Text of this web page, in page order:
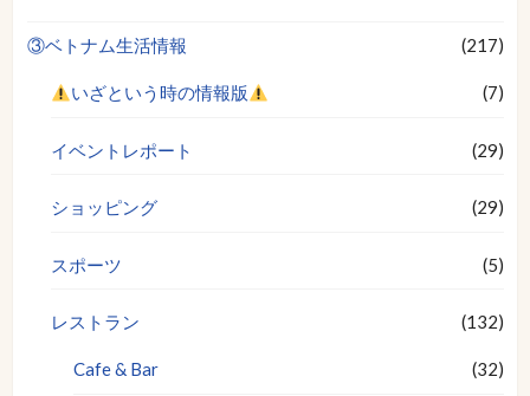
③ベトナム生活情報 (217)
いざという時の情報版 (7)
イベントレポート (29)
ショッピング (29)
スポーツ (5)
レストラン (132)
Cafe & Bar (32)